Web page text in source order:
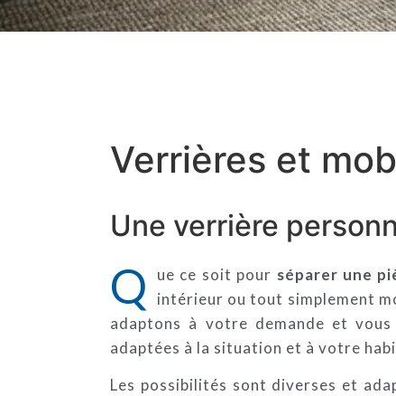
Verrières et
Une verrière
Q ue ce soit pour séparer une
intérieur ou tout simplement
adaptons à votre demande et
adaptées à la situation et à votre
Les possibilités sont diverses et